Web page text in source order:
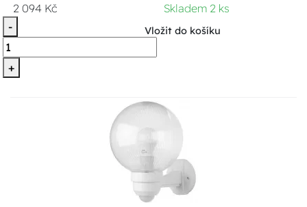
2 094 Kč
Skladem 2 ks
-
+
Vložit do košíku